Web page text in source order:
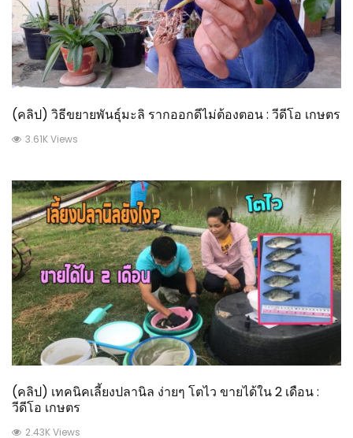
(คลิป) วิธีขยายพันธุ์มะลิ รากออกดีไม่ต้องตอน : วีดีโอ เกษตร
3.61K Views
(คลิป) เทคนิคเลี้ยงปลานิล ง่ายๆ โตไว ขายได้ใน 2 เดือน :
วีดีโอ เกษตร
2.43K Views